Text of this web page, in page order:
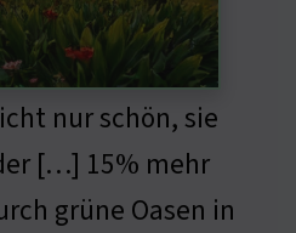
nur schön, sie
[…] 15% mehr
grüne Oasen in